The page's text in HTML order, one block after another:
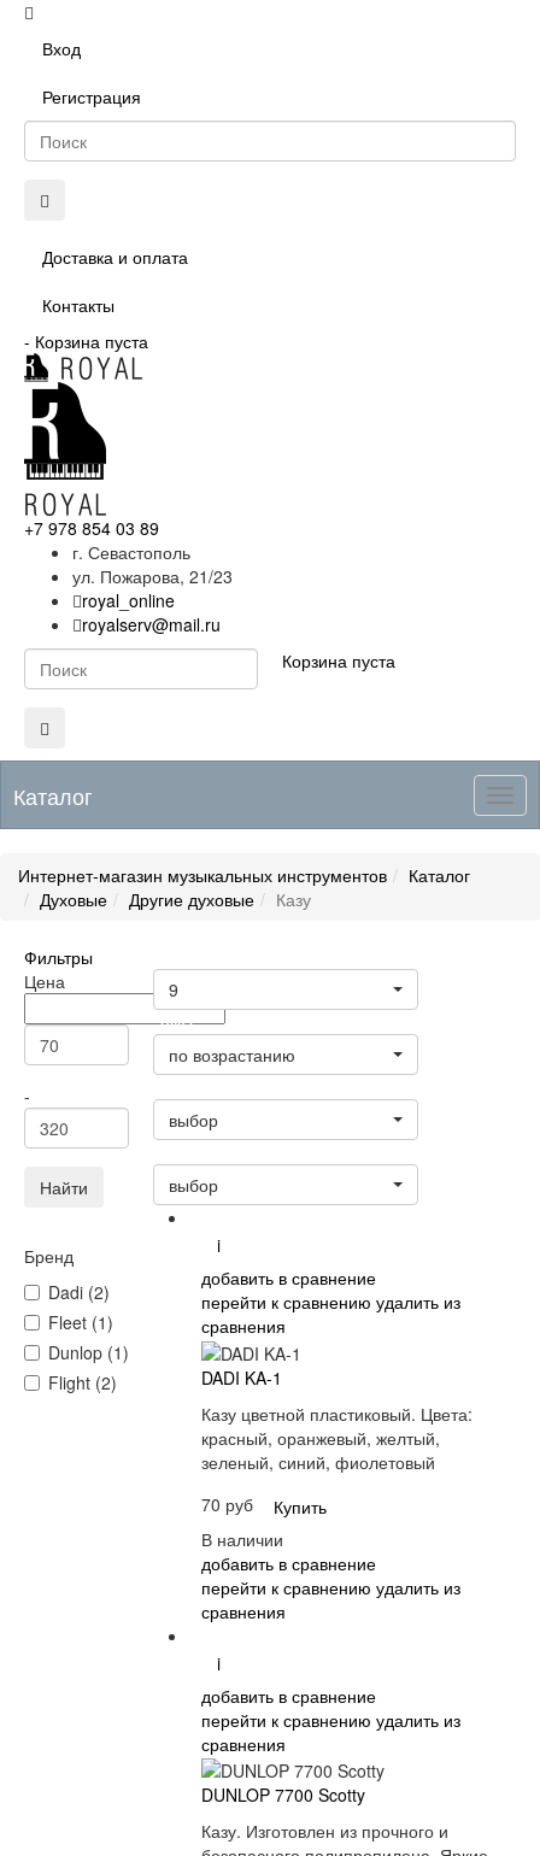
Вход
Регистрация
Доставка и оплата
Контакты
- Корзина пуста
+7 978 854 03 89
г. Севастополь
ул. Пожарова, 21/23
royal_online
royalserv@mail.ru
Корзина пуста
Каталог
Интернет-магазин музыкальных инструментов
Каталог
Духовые
Другие духовые Казу
Фильтры
Цена
-
Найти
Бренд
Dadi (2)
Fleet (1)
Dunlop (1)
Flight (2)
9
Цена
по возрастанию
выбор
выбор
i
добавить в сравнение
перейти к сравнению удалить из
сравнения
DADI KA-1
Казу цветной пластиковый. Цвета:
красный, оранжевый, желтый,
зеленый, синий, фиолетовый
70 руб
Купить
В наличии
добавить в сравнение
перейти к сравнению удалить из
сравнения
i
добавить в сравнение
перейти к сравнению удалить из
сравнения
DUNLOP 7700 Scotty
Казу. Изготовлен из прочного и